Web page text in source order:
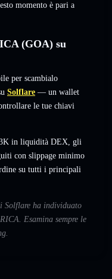
momento è pari a
(GOA) su
per scambialo
Solflare — un wallet
le tue chiavi
in liquidità DEX, gli
con slippage minimo
su tutti i principali
Solflare ha individuato
Esamina sempre le